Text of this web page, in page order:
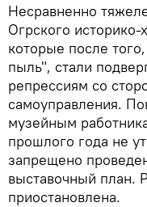
Несравненно
Огрского
которые после
пыль", стали
репрессиям со
самоуправления.
музейным
прошлого года не
запрещено
выставочный план.
приостановлена.